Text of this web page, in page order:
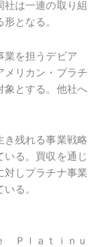
社は一連の取り組
となる。
業を担うデビア
メリカン・プラチ
象とする。他社へ
き残れる事業戦略
いる。買収を通じ
対しプラチナ事業
る。
Ｐｌａｔｉｎｕ